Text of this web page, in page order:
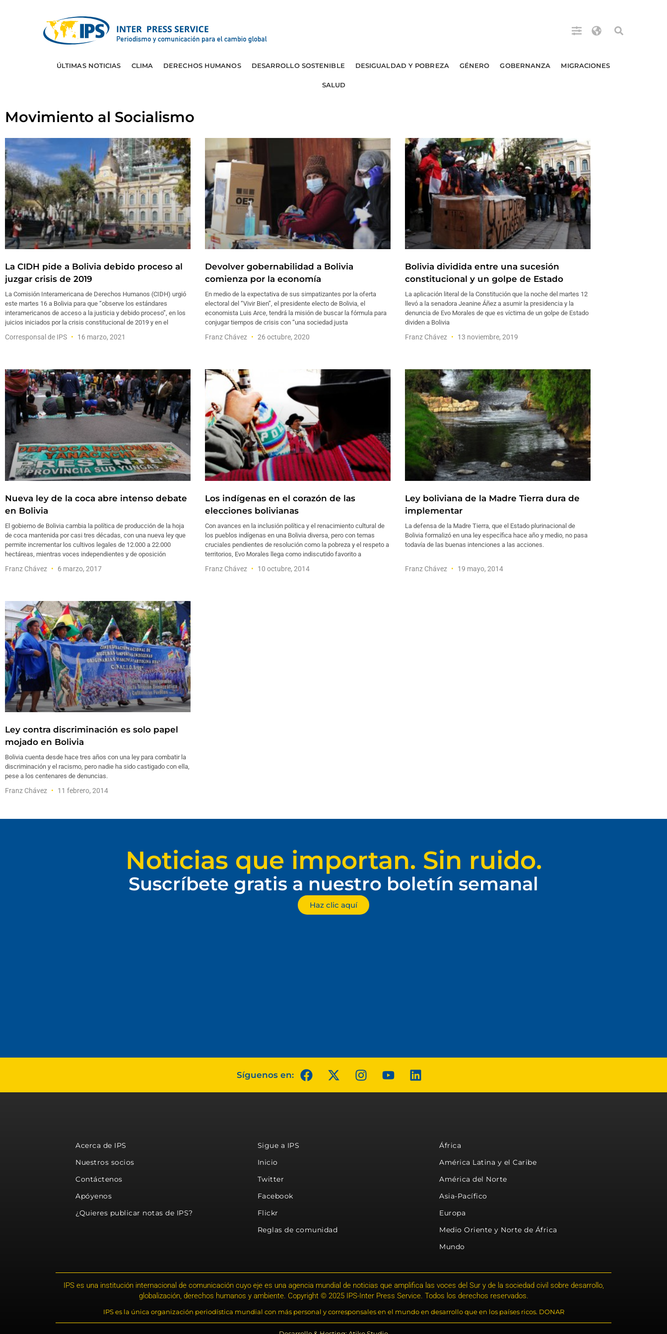
ÚLTIMAS NOTICIAS CLIMA DERECHOS HUMANOS DESARROLLO SOSTENIBLE DESIGUALDAD Y POBREZA GÉNERO GOBERNANZA MIGRACIONES
SALUD
Movimiento al Socialismo
La CIDH pide a Bolivia debido proceso al
juzgar crisis de 2019
La Comisión Interamericana de Derechos Humanos (CIDH) urgió
este martes 16 a Bolivia para que “observe los estándares
interamericanos de acceso a la justicia y debido proceso”, en los
juicios iniciados por la crisis constitucional de 2019 y en el
Corresponsal de IPS 16 marzo, 2021
Devolver gobernabilidad a Bolivia
comienza por la economía
En medio de la expectativa de sus simpatizantes por la oferta
electoral del “Vivir Bien”, el presidente electo de Bolivia, el
economista Luis Arce, tendrá la misión de buscar la fórmula para
conjugar tiempos de crisis con “una sociedad justa
Franz Chávez 26 octubre, 2020
Bolivia dividida entre una sucesión
constitucional y un golpe de Estado
La aplicación literal de la Constitución que la noche del martes 12
llevó a la senadora Jeanine Áñez a asumir la presidencia y la
denuncia de Evo Morales de que es víctima de un golpe de Estado
dividen a Bolivia
Franz Chávez 13 noviembre, 2019
Nueva ley de la coca abre intenso debate
en Bolivia
El gobierno de Bolivia cambia la política de producción de la hoja
de coca mantenida por casi tres décadas, con una nueva ley que
permite incrementar los cultivos legales de 12.000 a 22.000
hectáreas, mientras voces independientes y de oposición
Franz Chávez 6 marzo, 2017
Los indígenas en el corazón de las
elecciones bolivianas
Con avances en la inclusión política y el renacimiento cultural de
los pueblos indígenas en una Bolivia diversa, pero con temas
cruciales pendientes de resolución como la pobreza y el respeto a
territorios, Evo Morales llega como indiscutido favorito a
Franz Chávez 10 octubre, 2014
Ley boliviana de la Madre Tierra dura de
implementar
La defensa de la Madre Tierra, que el Estado plurinacional de
Bolivia formalizó en una ley específica hace año y medio, no pasa
todavía de las buenas intenciones a las acciones.
Franz Chávez 19 mayo, 2014
Ley contra discriminación es solo papel
mojado en Bolivia
Bolivia cuenta desde hace tres años con una ley para combatir la
discriminación y el racismo, pero nadie ha sido castigado con ella,
pese a los centenares de denuncias.
Franz Chávez 11 febrero, 2014
Noticias que importan. Sin ruido.
Suscríbete gratis a nuestro boletín semanal
Haz clic aquí
Síguenos en:
Acerca de IPS
Nuestros socios
Contáctenos
Apóyenos
¿Quieres publicar notas de IPS?
Sigue a IPS
Inicio
Twitter
Facebook
Flickr
Reglas de comunidad
África
América Latina y el Caribe
América del Norte
Asia-Pacífico
Europa
Medio Oriente y Norte de África
Mundo
IPS es una institución internacional de comunicación cuyo eje es una agencia mundial de noticias que amplifica las voces del Sur y de la sociedad civil sobre desarrollo,
globalización, derechos humanos y ambiente. Copyright © 2025 IPS-Inter Press Service. Todos los derechos reservados.
IPS es la única organización periodística mundial con más personal y corresponsales en el mundo en desarrollo que en los países ricos. DONAR